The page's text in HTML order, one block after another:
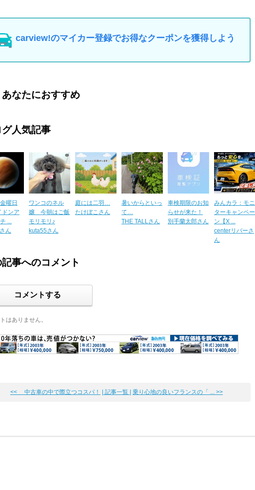
carview!のマイカー登録でお得なクーポンを獲得しよう
なたにおすすめ
グ人気記事
曜日
ドンア
...
ん
ワンコのネル
嬢 今朝はご飯
モリモリ♪
kuta55さん
庭には二羽…
たけぼこさん
暑いからといっ
て…
THE TALLさん
車検期限のお知
らせが来た！
別手蘭太郎さん
みんカラ：モニ
ターキャンペー
ン【X ...
centerリバーさ
ん
記事へのコメント
コメントする
はありません。
<< 中古車の中で際立つコスパ！ | 記事一覧 | 乗り心地の良いフランスの「 ... >>